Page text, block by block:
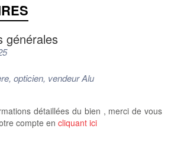
générales
opticien, vendeur Alu
détaillées du bien , merci de vous
compte en cliquant ici